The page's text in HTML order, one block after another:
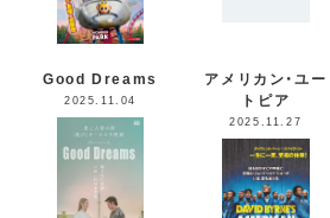
Good Dreams
2025.11.04
アメリカン・ユー
トピア
2025.11.27